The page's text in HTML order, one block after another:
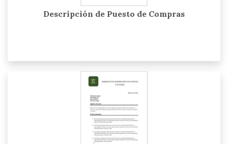
Descripción de Puesto de Compras